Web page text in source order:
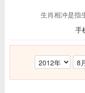
生肖相冲是指
手